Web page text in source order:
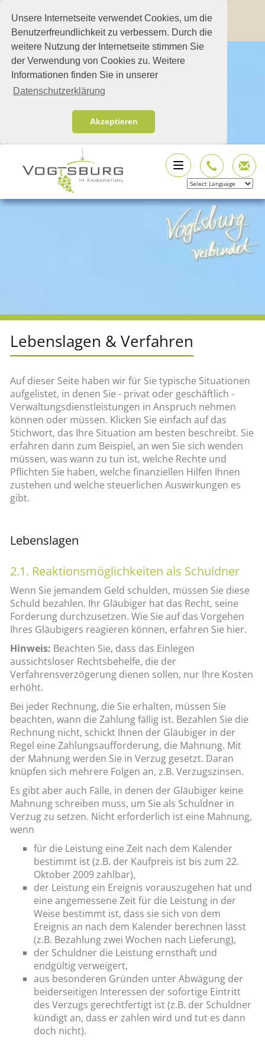
Unsere Internetseite verwendet Cookies, um die
Benutzerfreundlichkeit zu verbessern. Durch die
weitere Nutzung der Internetseite stimmen Sie
der Verwendung von Cookies zu. Weitere
Informationen finden Sie in unserer
Datenschutzerklärung
Akzeptieren
Lebenslagen & Verfahren
Auf dieser Seite haben wir für Sie typische Situationen
aufgelistet, in denen Sie - privat oder geschäftlich -
Verwaltungsdienstleistungen in Anspruch nehmen
können oder müssen. Klicken Sie einfach auf das
Stichwort, das Ihre Situation am besten beschreibt. Sie
erfahren dann zum Beispiel, an wen Sie sich wenden
müssen, was wann zu tun ist, welche Rechte und
Pflichten Sie haben, welche finanziellen Hilfen Ihnen
zustehen und welche steuerlichen Auswirkungen es
gibt.
Lebenslagen
2.1. Reaktionsmöglichkeiten als Schuldner
Wenn Sie jemandem Geld schulden, müssen Sie diese
Schuld bezahlen. Ihr Gläubiger hat das Recht, seine
Forderung durchzusetzen. Wie Sie auf das Vorgehen
Ihres Gläubigers reagieren können, erfahren Sie hier.
Hinweis: Beachten Sie, dass das Einlegen
aussichtsloser Rechtsbehelfe, die der
Verfahrensverzögerung dienen sollen, nur Ihre Kosten
erhöht.
Bei jeder Rechnung, die Sie erhalten, müssen Sie
beachten, wann die Zahlung fällig ist. Bezahlen Sie die
Rechnung nicht, schickt Ihnen der Gläubiger in der
Regel eine Zahlungsaufforderung, die Mahnung. Mit
der Mahnung werden Sie in Verzug gesetzt. Daran
knüpfen sich mehrere Folgen an, z.B. Verzugszinsen.
Es gibt aber auch Fälle, in denen der Gläubiger keine
Mahnung schreiben muss, um Sie als Schuldner in
Verzug zu setzen. Nicht erforderlich ist eine Mahnung,
wenn
für die Leistung eine Zeit nach dem Kalender
bestimmt ist (z.B. der Kaufpreis ist bis zum 22.
Oktober 2009 zahlbar),
der Leistung ein Ereignis vorauszugehen hat und
eine angemessene Zeit für die Leistung in der
Weise bestimmt ist, dass sie sich von dem
Ereignis an nach dem Kalender berechnen lässt
(z.B. Bezahlung zwei Wochen nach Lieferung),
der Schuldner die Leistung ernsthaft und
endgültig verweigert,
aus besonderen Gründen unter Abwägung der
beiderseitigen Interessen der sofortige Eintritt
des Verzugs gerechtfertigt ist (z.B. der Schuldner
kündigt an, dass er zahlen wird und tut es dann
doch nicht).